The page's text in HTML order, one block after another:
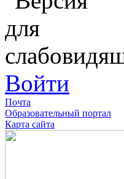
Войти
Почта
Образовательный портал
Карта сайта